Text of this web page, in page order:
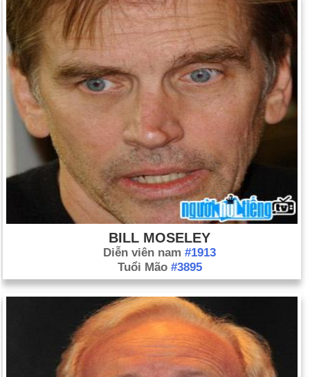
BILL MOSELEY
Diễn viên nam #1913
Tuổi Mão #3895